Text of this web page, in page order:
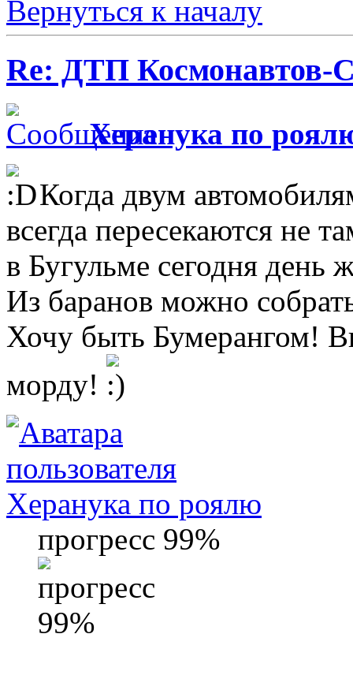
Вернуться к началу
Re: ДТП Космонавтов-
Херанука по
Когда двум
всегда пересекаются не
в Бугульме сегодня день
Из баранов можно
Хочу быть Бумерангом!
морду!
Херанука по роялю
прогресс 99%